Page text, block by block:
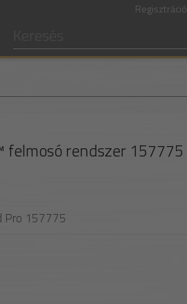
Regisztráció
felmosó rendszer 157775
Pro 157775